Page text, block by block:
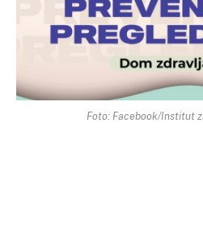
Foto: Facebook/Institut